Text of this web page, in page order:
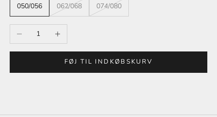
050/056
062/068 074/080
Sænk antal Øg antal
FØJ TIL INDKØBSKURV